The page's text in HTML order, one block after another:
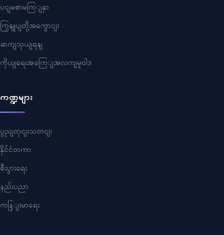
ပငျမစာမကြျနှာ
ကြှနျုပျတို့အကွောငျး
ဆကျသှယျရနျ
ကိုယျရေးအခကြျအလကျမူဝါဒ
ကဏ္ဍများ
ပွညျတှငျးသတငျး
နိုင်ငံတကာ
စီးပွားရေး
နည်းပညာ
ကနြျးမာရေး